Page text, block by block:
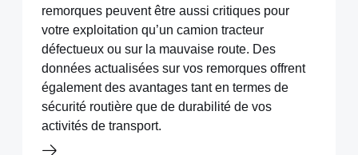
remorques peuvent être aussi critiques pour
votre exploitation qu’un camion tracteur
défectueux ou sur la mauvaise route. Des
données actualisées sur vos remorques offrent
également des avantages tant en termes de
sécurité routière que de durabilité de vos
activités de transport.